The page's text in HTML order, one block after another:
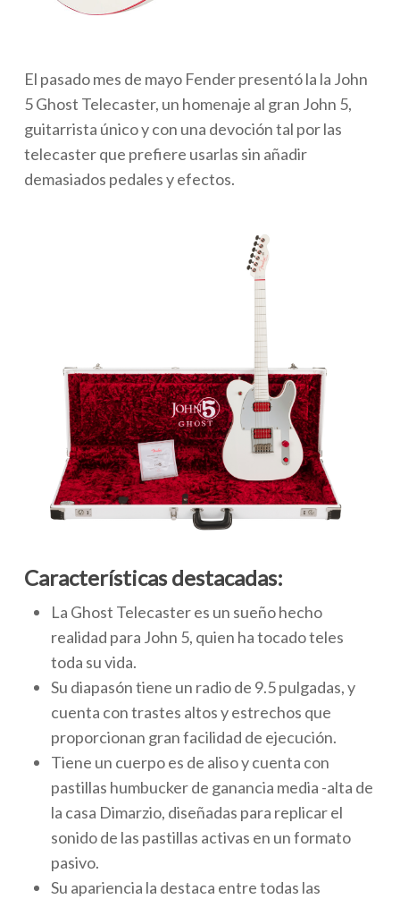
El pasado mes de mayo Fender presentó la la John
5 Ghost Telecaster, un homenaje al gran John 5,
guitarrista único y con una devoción tal por las
telecaster que prefiere usarlas sin añadir
demasiados pedales y efectos.
Características destacadas:
La Ghost Telecaster es un sueño hecho
realidad para John 5, quien ha tocado teles
toda su vida.
Su diapasón tiene un radio de 9.5 pulgadas, y
cuenta con trastes altos y estrechos que
proporcionan gran facilidad de ejecución.
Tiene un cuerpo es de aliso y cuenta con
pastillas humbucker de ganancia media -alta de
la casa Dimarzio, diseñadas para replicar el
sonido de las pastillas activas en un formato
pasivo.
Su apariencia la destaca entre todas las